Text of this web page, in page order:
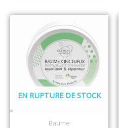
EN RUPTURE DE STOCK
Baume